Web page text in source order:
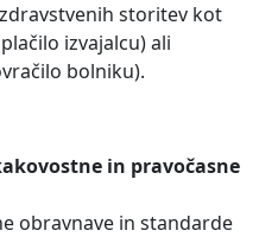
storitev kot
izvajalcu) ali
bolniku).
in pravočasne
obravnave in standarde